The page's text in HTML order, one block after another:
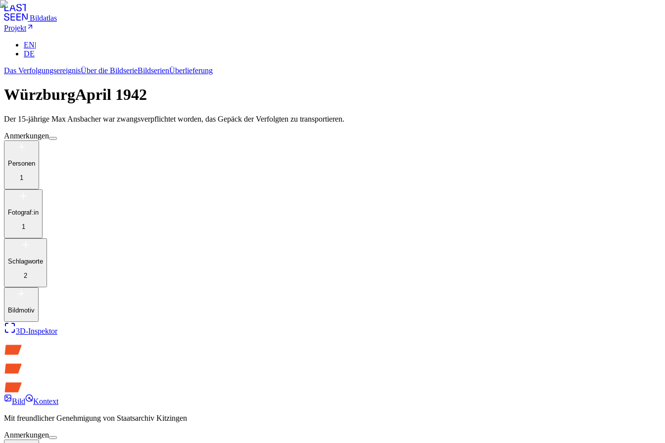
Bildatlas
Projekt
EN|
DE
Das VerfolgungsereignisÜber die BildserieBildserienÜberlieferung
WürzburgApril 1942
Der 15-jährige Max Ansbacher war zwangsverpflichtet worden, das Gepäck der Verfolgten zu transportieren.
Anmerkungen
Personen
1
Fotograf:in
1
Schlagworte
2
Bildmotiv
3D-Inspektor
Bild
Kontext
Mit freundlicher Genehmigung von Staatsarchiv Kitzingen
Anmerkungen